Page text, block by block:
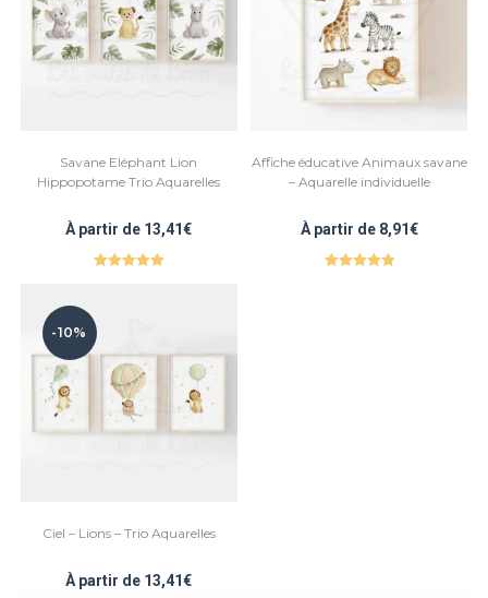
Savane Eléphant Lion
Hippopotame Trio Aquarelles
À partir de 13,41€
Affiche éducative Animaux savane
– Aquarelle individuelle
À partir de 8,91€
-10%
Ciel – Lions – Trio Aquarelles
À partir de 13,41€